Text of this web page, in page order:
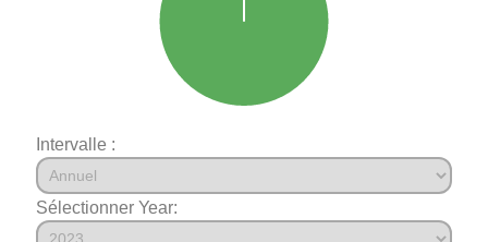
Intervalle :
Sélectionner Year: